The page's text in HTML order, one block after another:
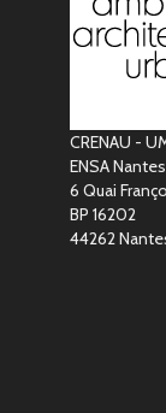
CRENAU -
ENSA Nantes
6 Quai
BP 16202
44262